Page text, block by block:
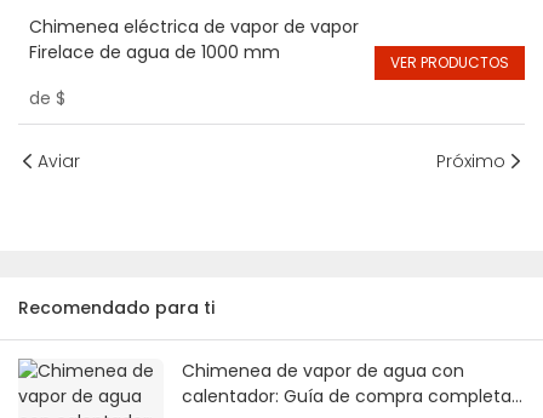
Chimenea eléctrica de vapor de vapor
Firelace de agua de 1000 mm
de $
VER PRODUCTOS
Aviar Próximo
Recomendado para ti
Chimenea de vapor de agua con
calentador: Guía de compra completa